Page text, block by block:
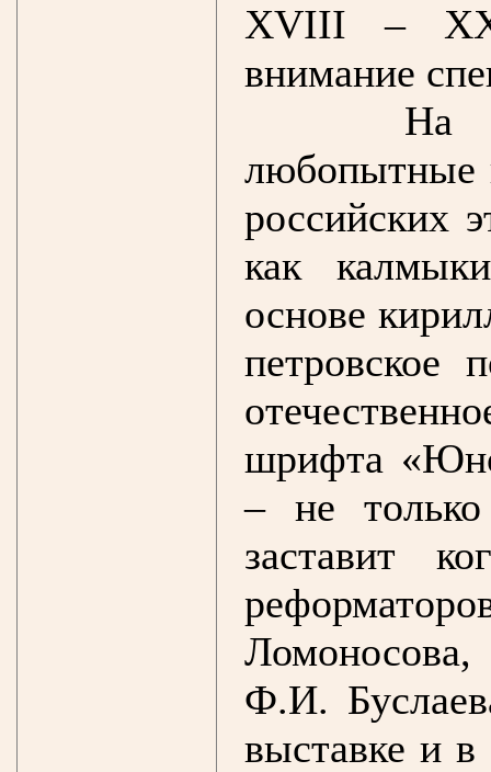
XVIII – XX
внимание
На
любопытные
российских
как
основе
петровское
шрифта
– не
заставит
Ф.И.
выставке и